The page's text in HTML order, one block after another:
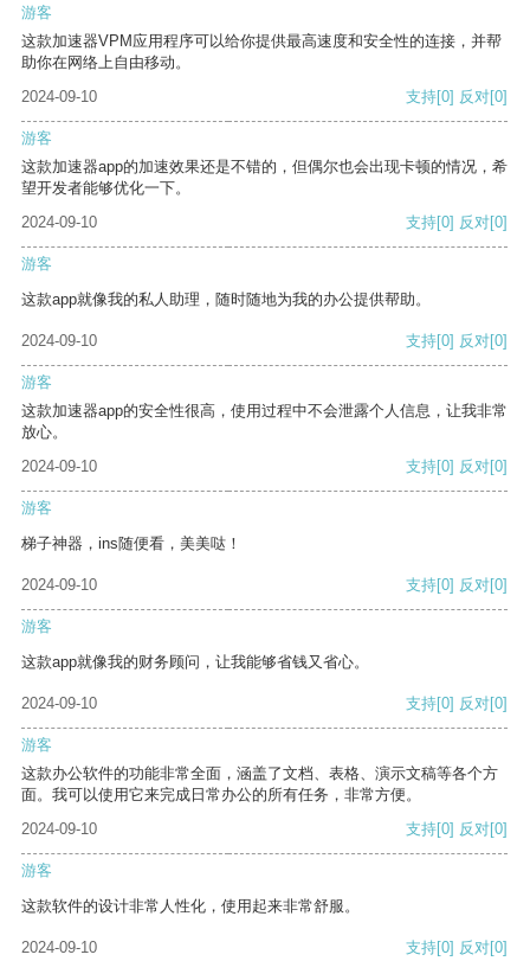
游客
这款加速器VPM应用程序可以给你提供最高速度和安全性的连接，并帮
助你在网络上自由移动。
2024-09-10
支持[0] 反对[0]
游客
这款加速器app的加速效果还是不错的，但偶尔也会出现卡顿的情况，希
望开发者能够优化一下。
2024-09-10
支持[0] 反对[0]
游客
这款app就像我的私人助理，随时随地为我的办公提供帮助。
2024-09-10 支持[0] 反对[0]
游客
这款加速器app的安全性很高，使用过程中不会泄露个人信息，让我非常
放心。
2024-09-10
支持[0] 反对[0]
游客
梯子神器，ins随便看，美美哒！
2024-09-10 支持[0] 反对[0]
游客
这款app就像我的财务顾问，让我能够省钱又省心。
2024-09-10 支持[0] 反对[0]
游客
这款办公软件的功能非常全面，涵盖了文档、表格、演示文稿等各个方
面。我可以使用它来完成日常办公的所有任务，非常方便。
2024-09-10
支持[0] 反对[0]
游客
这款软件的设计非常人性化，使用起来非常舒服。
2024-09-10 支持[0] 反对[0]